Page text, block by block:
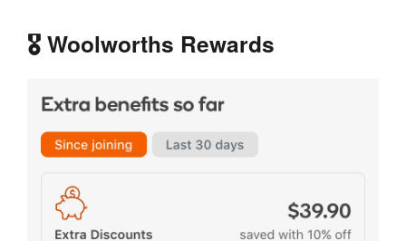
🎖 Woolworths Rewards